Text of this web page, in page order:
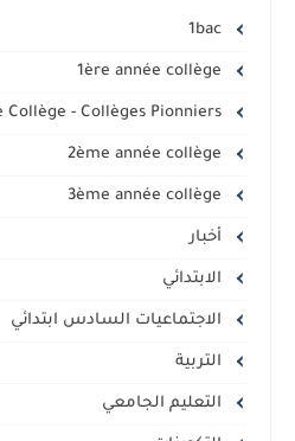
1bac
1ère Année Collège - Collèges Pionniers
أخبار
الابتدائي
الاجتماعيات السادس ابتدائي
التربية
التعليم الجامعي